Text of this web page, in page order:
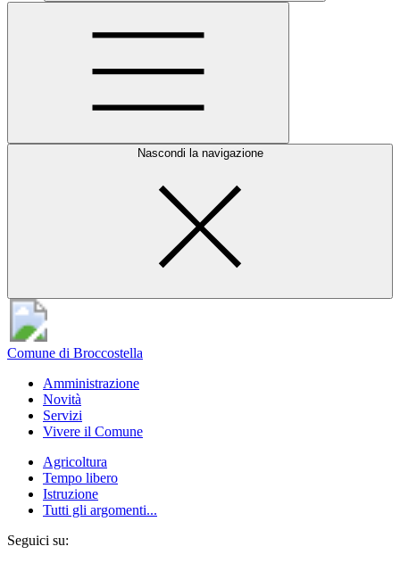
Nascondi la navigazione
Comune di Broccostella
Amministrazione
Novità
Servizi
Vivere il Comune
Agricoltura
Tempo libero
Istruzione
Tutti gli argomenti...
Seguici su: